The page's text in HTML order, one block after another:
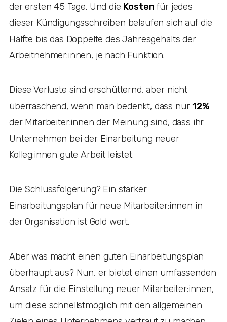
der ersten 45 Tage. Und die Kosten für jedes
dieser Kündigungsschreiben belaufen sich auf die
Hälfte bis das Doppelte des Jahresgehalts der
Arbeitnehmer:innen, je nach Funktion.
Diese Verluste sind erschütternd, aber nicht
überraschend, wenn man bedenkt, dass nur 12%
der Mitarbeiter:innen der Meinung sind, dass ihr
Unternehmen bei der Einarbeitung neuer
Kolleg:innen gute Arbeit leistet.
Die Schlussfolgerung? Ein starker
Einarbeitungsplan für neue Mitarbeiter:innen in
der Organisation ist Gold wert.
Aber was macht einen guten Einarbeitungsplan
überhaupt aus? Nun, er bietet einen umfassenden
Ansatz für die Einstellung neuer Mitarbeiter:innen,
um diese schnellstmöglich mit den allgemeinen